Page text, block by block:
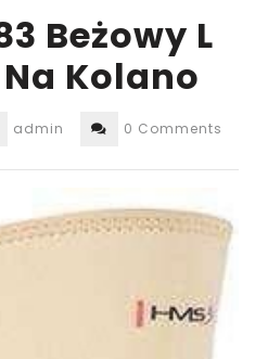
Beżowy L
Kolano
admin 0 Comments